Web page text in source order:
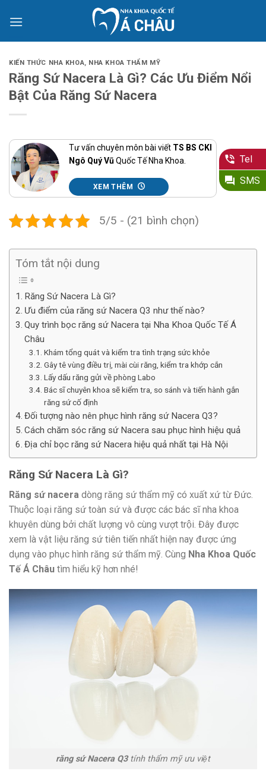
KIẾN THỨC NHA KHOA, NHA KHOA THẨM MỸ
Răng Sứ Nacera Là Gì? Các Ưu Điểm Nổi
Bật Của Răng Sứ Nacera
Tư vấn chuyên môn bài viết TS BS CKI
Ngô Quý VũQuốc Tế Nha Khoa.
XEM THÊM
5/5 - (21 bình chọn)
Tóm tắt nội dung
Răng Sứ Nacera Là Gì?
Ưu điểm của răng sứ Nacera Q3 như thế nào?
Quy trình bọc răng sứ Nacera tại Nha Khoa Quốc Tế Á
Châu
Khám tổng quát và kiểm tra tình trạng sức khỏe
Gây tê vùng điều trị, mài cùi răng, kiểm tra khớp cắn
Lấy dấu răng gửi về phòng Labo
Bác sĩ chuyên khoa sẽ kiểm tra, so sánh và tiến hành gắn
răng sứ cố định
Đối tượng nào nên phục hình răng sứ Nacera Q3?
Cách chăm sóc răng sứ Nacera sau phục hình hiệu quả
Địa chỉ bọc răng sứ Nacera hiệu quả nhất tại Hà Nội
Răng Sứ Nacera Là Gì?
Răng sứ nacera dòng răng sứ thẩm mỹ có xuất xứ từ Đức.
Thuộc loại răng sứ toàn sứ và được các bác sĩ nha khoa
khuyên dùng bởi chất lượng vô cùng vượt trội. Đây được
xem là vật liệu răng sứ tiên tiến nhất hiện nay được ứng
dụng vào phục hình răng sứ thẩm mỹ. Cùng Nha Khoa Quốc
Tế Á Châu tìm hiểu kỹ hơn nhé!
răng sứ Nacera Q3tính thẩm mỹ ưu việt
Tel
SMS